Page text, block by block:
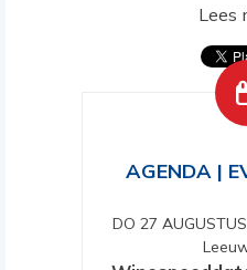
Lees
AGENDA |
DO 27